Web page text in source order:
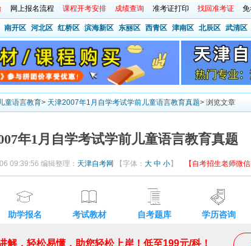
网上报名流程 课程开考安排 成绩查询 准考证打印 找回准考证
南开区 河北区 红桥区 滨海新区 东丽区 西青区 津南区 北辰区 武清区
童语言教育> 天津2007年1月自学考试学前儿童语言教育真题> 浏览文章
年1月自学考试学前儿童语言教育真题
09:39:56 编辑整理： 天津自考网 【字体： 大 中 小】 【自考招生老师微信
助学报名 考试教材 自考题库 学历咨询
解，轻松易懂，助您轻松上岸！低至199元/科！